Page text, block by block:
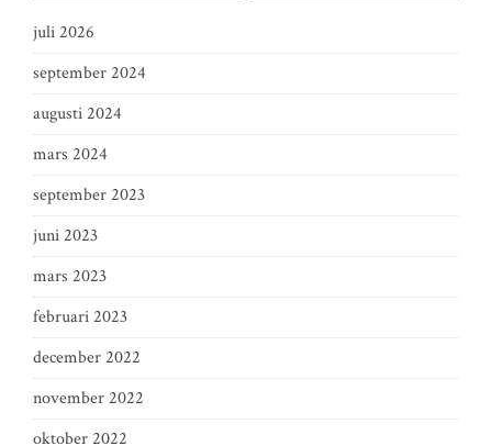
juli 2026
september 2024
augusti 2024
mars 2024
september 2023
juni 2023
mars 2023
februari 2023
december 2022
november 2022
oktober 2022